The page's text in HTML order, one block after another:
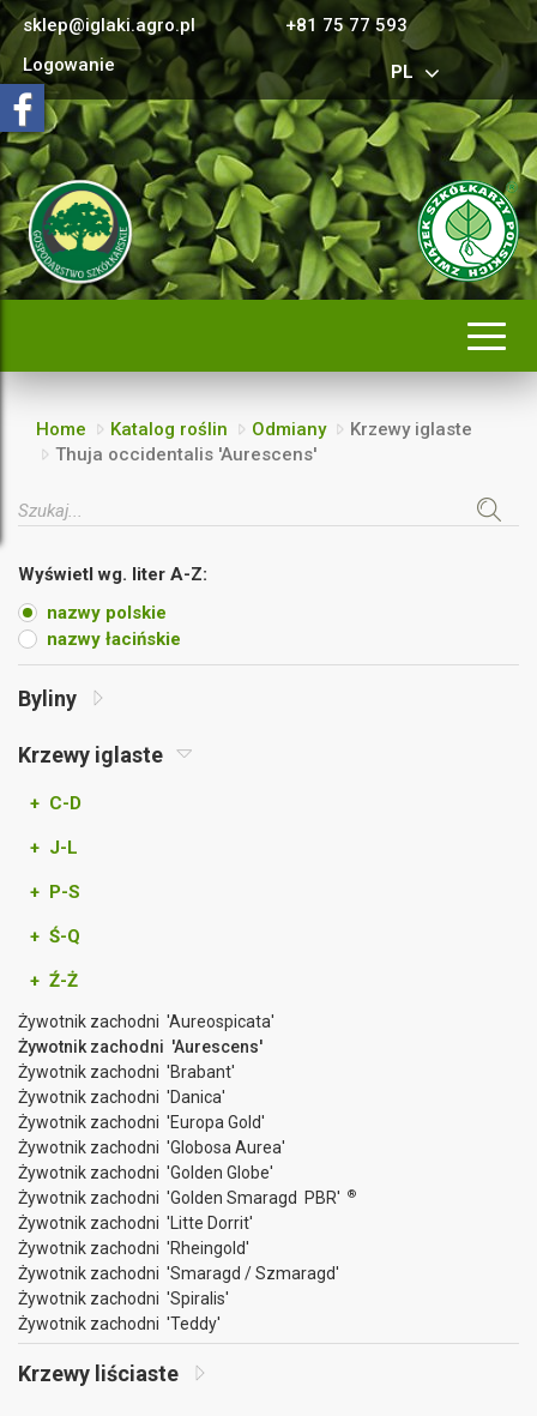
sklep@iglaki.agro.pl
+81 75 77 593
Logowanie
PL
Home Katalog roślin Odmiany
Krzewy iglaste
Thuja occidentalis 'Aurescens'
Wyświetl wg. liter A-Z:
nazwy polskie
nazwy łacińskie
Byliny
Krzewy iglaste
+ C-D
+ J-L
+ P-S
+ Ś-Q
+ Ź-Ż
Żywotnik zachodni 'Aureospicata'
Żywotnik zachodni 'Aurescens'
Żywotnik zachodni 'Brabant'
Żywotnik zachodni 'Danica'
Żywotnik zachodni 'Europa Gold'
Żywotnik zachodni 'Globosa Aurea'
Żywotnik zachodni 'Golden Globe'
Żywotnik zachodni 'Golden Smaragd PBR'
®
Żywotnik zachodni 'Litte Dorrit'
Żywotnik zachodni 'Rheingold'
Żywotnik zachodni 'Smaragd / Szmaragd'
Żywotnik zachodni 'Spiralis'
Żywotnik zachodni 'Teddy'
Krzewy liściaste